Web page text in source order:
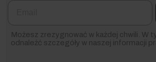
Możesz zrezygnować w każdej chwili. W
odnaleźć szczegóły w naszej informacji